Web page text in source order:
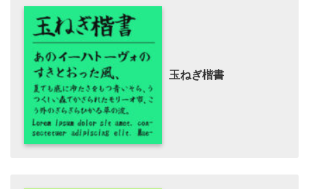
玉ねぎ楷書